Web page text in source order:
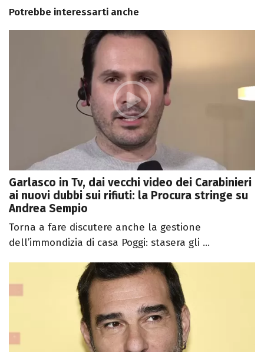
Potrebbe interessarti anche
Garlasco in Tv, dai vecchi video dei Carabinieri
ai nuovi dubbi sui rifiuti: la Procura stringe su
Andrea Sempio
Torna a fare discutere anche la gestione
dell’immondizia di casa Poggi: stasera gli ...